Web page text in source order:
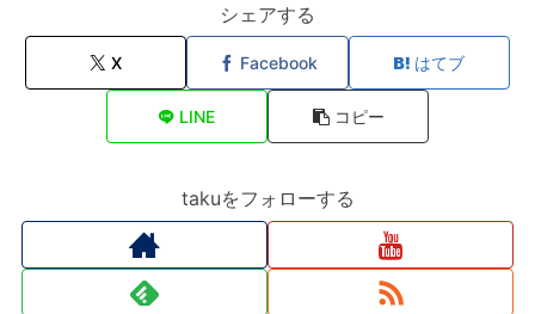
シェアする
X Facebook はてブ
LINE コピー
takuをフォローする